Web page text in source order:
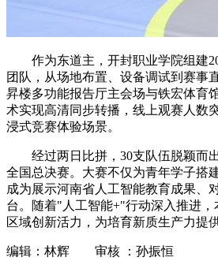
作为东道主，开封职业学院组建
团队，从场地布置、设备调试到赛事
昇楼多功能报告厅主会场与铁宏体育
术实现高清同步转播，线上观赛人数
浸式竞赛体验场景。
经过两日比拼，30支队伍脱颖而
全国总决赛。大赛不仅为青年学子搭
成为展示河南省人工智能教育成果、
台。随着"人工智能+"行动深入推进
区域创新活力，为培育新质生产力提
编辑：林辉 审核 ：孙振恒